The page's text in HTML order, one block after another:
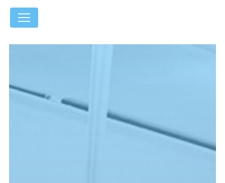
Panneau de gestion des cookies